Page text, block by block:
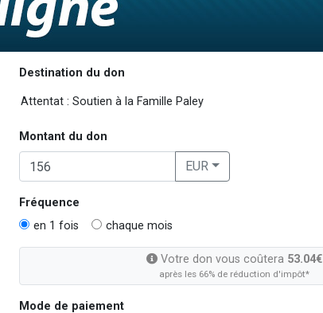
Destination du don
Montant du don
EUR
Fréquence
en 1 fois
chaque mois
Votre don vous coûtera 53.04€
après les 66% de réduction d'impôt*
Mode de paiement